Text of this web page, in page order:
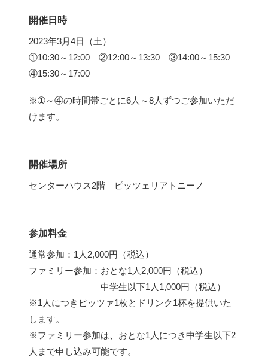
開催日時
2023年3月4日（土）
①10:30～12:00 ②12:00～13:30 ③14:00～15:30
④15:30～17:00
※➀～④の時間帯ごとに6人～8人ずつご参加いただ
けます。
開催場所
センターハウス2階 ピッツェリアトニーノ
参加料金
通常参加：1人2,000円（税込）
ファミリー参加：おとな1人2,000円（税込）
中学生以下1人1,000円（税込）
※1人につきピッツァ1枚とドリンク1杯を提供いた
します。
※ファミリー参加は、おとな1人につき中学生以下2
人まで申し込み可能です。